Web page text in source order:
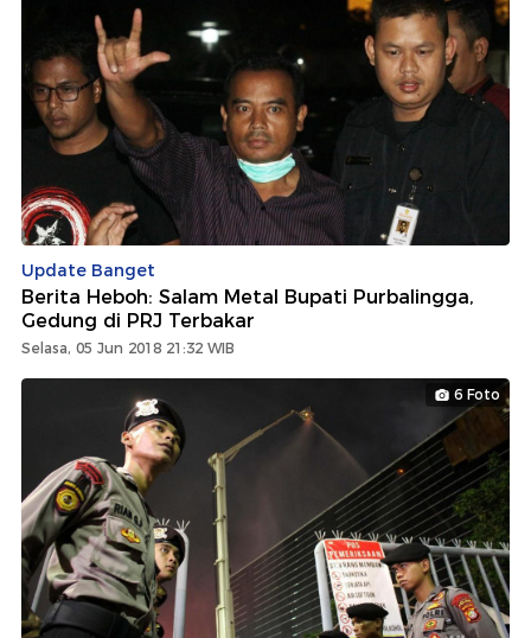
Update Banget
Berita Heboh: Salam Metal Bupati Purbalingga,
Gedung di PRJ Terbakar
Selasa, 05 Jun 2018 21:32 WIB
6 Foto